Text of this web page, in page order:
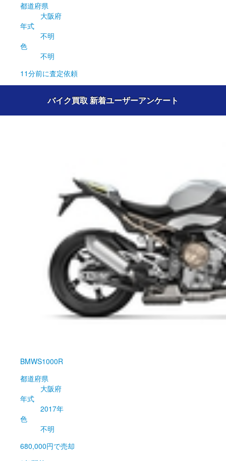
都道府県
大阪府
年式
不明
色
不明
11分前に査定依頼
バイク買取 新着ユーザーアンケート
BMWS1000R
都道府県
大阪府
年式
2017年
色
不明
680,000円で売却